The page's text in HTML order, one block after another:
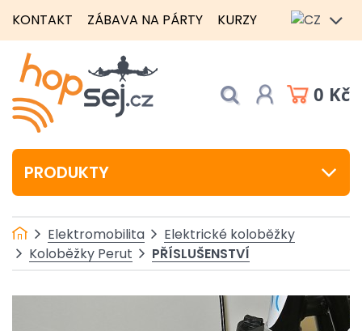
KONTAKT ZÁBAVA NA PÁRTY KURZY
0 Kč
PRODUKTY
Elektromobilita
Elektrické koloběžky
Koloběžky Perut
PŘÍSLUŠENSTVÍ